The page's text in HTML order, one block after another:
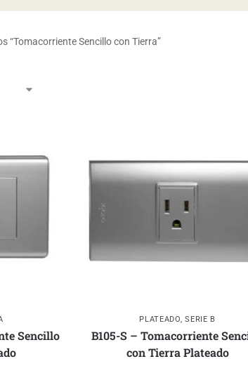
“Tomacorriente Sencillo con Tierra”
Sencillo
PLATEADO,SERIE B
B105-S – Tomacorriente
con Tierra Plateado